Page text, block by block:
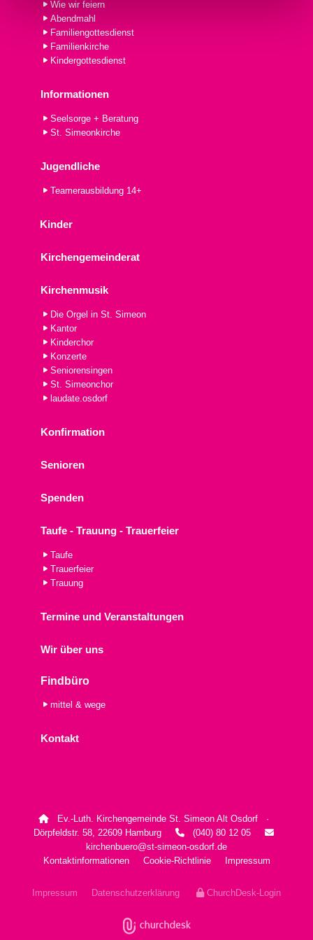
Wie wir feiern
Abendmahl
Familiengottesdienst
Familienkirche
Kindergottesdienst
Informationen
Seelsorge + Beratung
St. Simeonkirche
Jugendliche
Teamerausbildung 14+
Kinder
Kirchengemeinderat
Kirchenmusik
Die Orgel in St. Simeon
Kantor
Kinderchor
Konzerte
Seniorensingen
St. Simeonchor
laudate.osdorf
Konfirmation
Senioren
Spenden
Taufe - Trauung - Trauerfeier
Taufe
Trauerfeier
Trauung
Termine und Veranstaltungen
Wir über uns
Findbüro
mittel & wege
Kontakt
 Ev.-Luth. Kirchengemeinde St. Simeon Alt Osdorf ·
Dörpfeldstr. 58, 22609 Hamburg  (040) 80 12 05 
kirchenbuero@st-simeon-osdorf.de
Kontaktinformationen
Cookie-Richtlinie Impressum
Impressum Datenschutzerklärung ChurchDesk-Login